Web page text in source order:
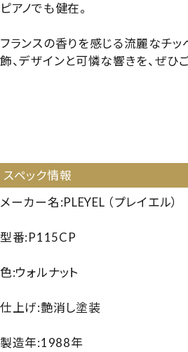
ピアノでも健在。
フランスの香りを感じる流麗なチッ
飾、デザインと可憐な響きを、ぜひ
スペック情報
メーカー名:PLEYEL （プレイエル）
型番:P115CP
色:ウォルナット
仕上げ:艶消し塗装
製造年:1988年